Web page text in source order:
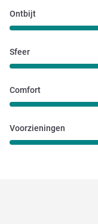
Ontbijt
Sfeer
Comfort
Voorzieningen